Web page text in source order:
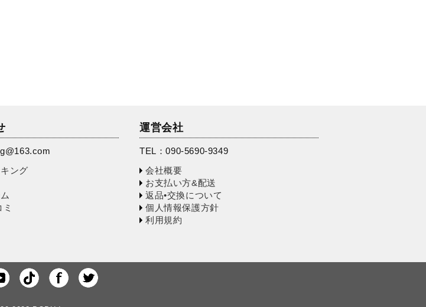
ング
運営会社
TEL：090-5690-9349
会社概要
お支払い方&配送
返品•交換について
個人情報保護方針
利用規約